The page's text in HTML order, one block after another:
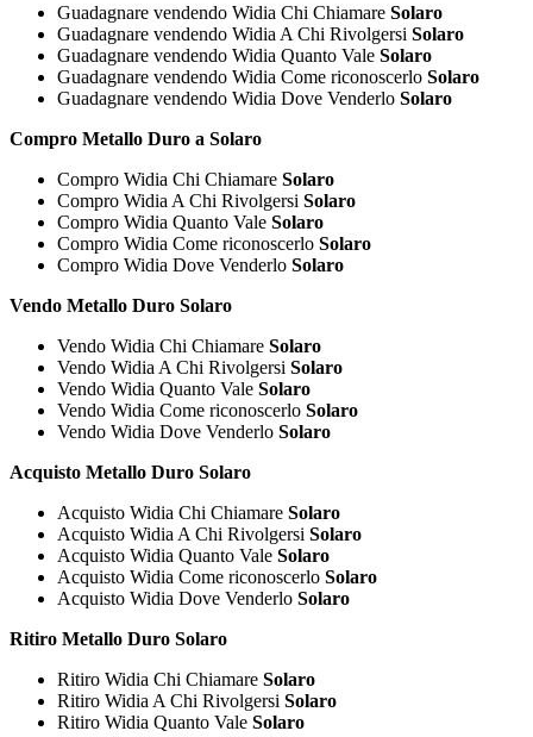
Guadagnare vendendo Widia Chi Chiamare Solaro
Guadagnare vendendo Widia A Chi Rivolgersi Solaro
Guadagnare vendendo Widia Quanto Vale Solaro
Guadagnare vendendo Widia Come riconoscerlo Solaro
Guadagnare vendendo Widia Dove Venderlo Solaro
Compro Metallo Duro a Solaro
Compro Widia Chi Chiamare Solaro
Compro Widia A Chi Rivolgersi Solaro
Compro Widia Quanto Vale Solaro
Compro Widia Come riconoscerlo Solaro
Compro Widia Dove Venderlo Solaro
Vendo Metallo Duro Solaro
Vendo Widia Chi Chiamare Solaro
Vendo Widia A Chi Rivolgersi Solaro
Vendo Widia Quanto Vale Solaro
Vendo Widia Come riconoscerlo Solaro
Vendo Widia Dove Venderlo Solaro
Acquisto Metallo Duro Solaro
Acquisto Widia Chi Chiamare Solaro
Acquisto Widia A Chi Rivolgersi Solaro
Acquisto Widia Quanto Vale Solaro
Acquisto Widia Come riconoscerlo Solaro
Acquisto Widia Dove Venderlo Solaro
Ritiro Metallo Duro Solaro
Ritiro Widia Chi Chiamare Solaro
Ritiro Widia A Chi Rivolgersi Solaro
Ritiro Widia Quanto Vale Solaro